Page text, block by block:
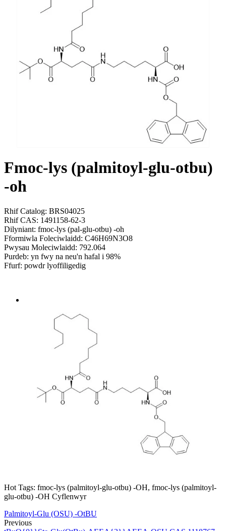
Fmoc-lys (palmitoyl-glu-otbu)
-oh
Rhif Catalog: BRS04025
Rhif CAS: 1491158-62-3
Dilyniant: fmoc-lys (pal-glu-otbu) -oh
Fformiwla Foleciwlaidd: C46H69N3O8
Pwysau Moleciwlaidd: 792.064
Purdeb: yn fwy na neu'n hafal i 98%
Ffurf: powdr lyoffiligedig
Hot Tags: fmoc-lys (palmitoyl-glu-otbu) -OH, fmoc-lys (palmitoyl-
glu-otbu) -OH Cyflenwyr
Palmitoyl-Glu (OSU) -OtBU
Previous